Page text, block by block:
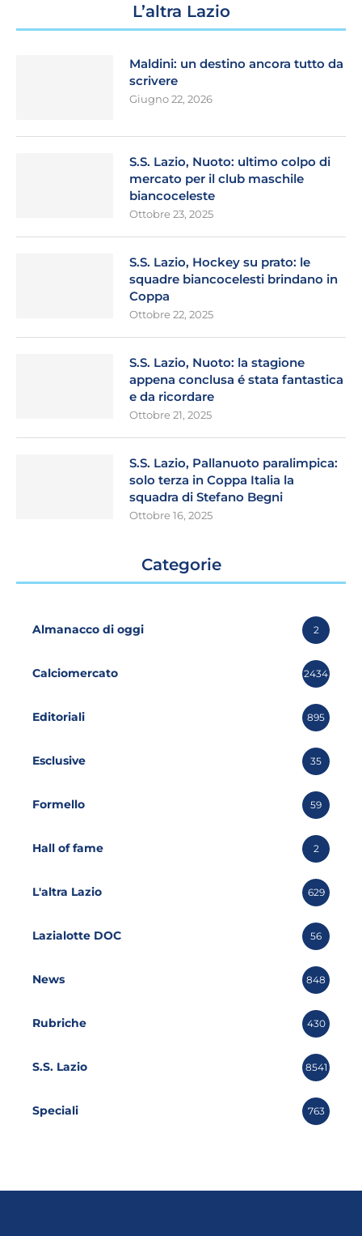
L’altra Lazio
Maldini: un destino ancora tutto da
scrivere
Giugno 22, 2026
S.S. Lazio, Nuoto: ultimo colpo di
mercato per il club maschile
biancoceleste
Ottobre 23, 2025
S.S. Lazio, Hockey su prato: le
squadre biancocelesti brindano in
Coppa
Ottobre 22, 2025
S.S. Lazio, Nuoto: la stagione
appena conclusa é stata fantastica
e da ricordare
Ottobre 21, 2025
S.S. Lazio, Pallanuoto paralimpica:
solo terza in Coppa Italia la
squadra di Stefano Begni
Ottobre 16, 2025
Categorie
Almanacco di oggi 2
Calciomercato 2434
Editoriali 895
Esclusive 35
Formello 59
Hall of fame 2
L'altra Lazio 629
Lazialotte DOC 56
News 848
Rubriche 430
S.S. Lazio 8541
Speciali 763